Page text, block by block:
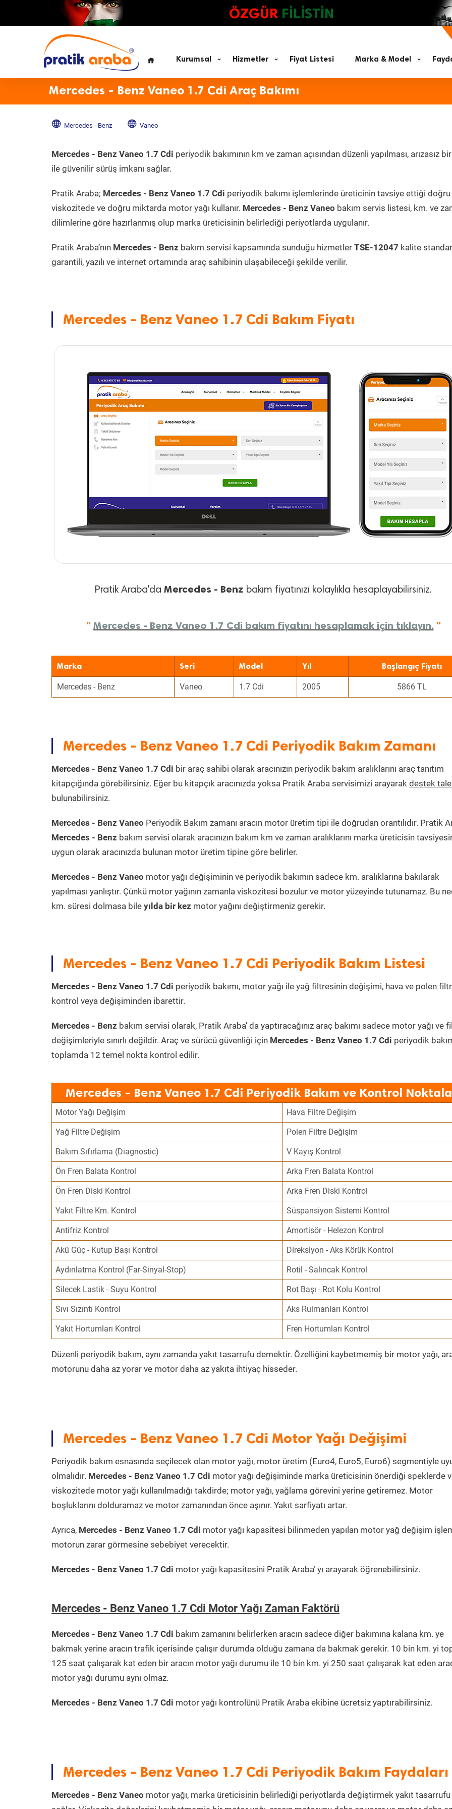
ÖZGÜR FİLİSTİN
Kurumsal Hizmetler Fiyat Listesi Marka & Model
Mercedes - Benz Vaneo 1.7 Cdi Araç Bakımı
Mercedes - Benz Vaneo
Mercedes - Benz Vaneo 1.7 Cdi periyodik bakımının km ve zaman açısından düzenli yapılması, arızasız
ile güvenilir sürüş imkanı sağlar.
Pratik Araba; Mercedes - Benz Vaneo 1.7 Cdi periyodik bakımı işlemlerinde üreticinin tavsiye ettiği doğru
viskozitede ve doğru miktarda motor yağı kullanır. Mercedes - Benz Vaneo bakım servis listesi, km. ve
dilimlerine göre hazırlanmış olup marka üreticisinin belirlediği periyotlarda uygulanır.
Pratik Araba’nın Mercedes - Benz bakım servisi kapsamında sunduğu hizmetler TSE-12047 kalite
garantili, yazılı ve internet ortamında araç sahibinin ulaşabileceği şekilde verilir.
Mercedes - Benz Vaneo 1.7 Cdi Bakım Fiyatı
Pratik Araba'da Mercedes - Benz bakım fiyatınızı kolaylıkla hesaplayabilirsiniz.
" Mercedes - Benz Vaneo 1.7 Cdi bakım fiyatını hesaplamak için tıklayın. "
Marka Seri Model Yıl Başlangıç Fiyatı
Mercedes - Benz Vaneo 1.7 Cdi 2005 5866 TL
Mercedes - Benz Vaneo 1.7 Cdi Periyodik Bakım Zamanı
Mercedes - Benz Vaneo 1.7 Cdi bir araç sahibi olarak aracınızın periyodik bakım aralıklarını araç tanıtım
kitapçığında görebilirsiniz. Eğer bu kitapçık aracınızda yoksa Pratik Araba servisimizi arayarak destek
bulunabilirsiniz.
Mercedes - Benz Vaneo Periyodik Bakım zamanı aracın motor üretim tipi ile doğrudan orantılıdır. Pratik
Mercedes - Benz bakım servisi olarak aracınızın bakım km ve zaman aralıklarını marka üreticisin
uygun olarak aracınızda bulunan motor üretim tipine göre belirler.
Mercedes - Benz Vaneo motor yağı değişiminin ve periyodik bakımın sadece km. aralıklarına bakılarak
yapılması yanlıştır. Çünkü motor yağının zamanla viskozitesi bozulur ve motor yüzeyinde tutunamaz. Bu
km. süresi dolmasa bile yılda bir kez motor yağını değiştirmeniz gerekir.
Mercedes - Benz Vaneo 1.7 Cdi Periyodik Bakım Listesi
Mercedes - Benz Vaneo 1.7 Cdi periyodik bakımı, motor yağı ile yağ filtresinin değişimi, hava ve polen
kontrol veya değişiminden ibarettir.
Mercedes - Benz bakım servisi olarak, Pratik Araba’ da yaptıracağınız araç bakımı sadece motor yağı ve
değişimleriyle sınırlı değildir. Araç ve sürücü güvenliği için Mercedes - Benz Vaneo 1.7 Cdi periyodik
toplamda 12 temel nokta kontrol edilir.
Mercedes - Benz Vaneo 1.7 Cdi Periyodik Bakım ve Kontrol
Motor Yağı Değişim Hava Filtre Değişim
Yağ Filtre Değişim Polen Filtre Değişim
Bakım Sıfırlama (Diagnostic) V Kayış Kontrol
Ön Fren Balata Kontrol Arka Fren Balata Kontrol
Ön Fren Diski Kontrol Arka Fren Diski Kontrol
Yakıt Filtre Km. Kontrol Süspansiyon Sistemi Kontrol
Antifriz Kontrol Amortisör - Helezon Kontrol
Akü Güç - Kutup Başı Kontrol Direksiyon - Aks Körük Kontrol
Aydınlatma Kontrol (Far-Sinyal-Stop) Rotil - Salıncak Kontrol
Silecek Lastik - Suyu Kontrol Rot Başı - Rot Kolu Kontrol
Sıvı Sızıntı Kontrol Aks Rulmanları Kontrol
Yakıt Hortumları Kontrol Fren Hortumları Kontrol
Düzenli periyodik bakım, aynı zamanda yakıt tasarrufu demektir. Özelliğini kaybetmemiş bir motor yağı,
motorunu daha az yorar ve motor daha az yakıta ihtiyaç hisseder.
Mercedes - Benz Vaneo 1.7 Cdi Motor Yağı Değişimi
Periyodik bakım esnasında seçilecek olan motor yağı, motor üretim (Euro4, Euro5, Euro6) segmentiyle
olmalıdır. Mercedes - Benz Vaneo 1.7 Cdi motor yağı değişiminde marka üreticisinin önerdiği speklerde
viskozitede motor yağı kullanılmadığı takdirde; motor yağı, yağlama görevini yerine getiremez. Motor
boşluklarını dolduramaz ve motor zamanından önce aşınır. Yakıt sarfiyatı artar.
Ayrıca, Mercedes - Benz Vaneo 1.7 Cdi motor yağı kapasitesi bilinmeden yapılan motor yağ değişim
motorun zarar görmesine sebebiyet verecektir.
Mercedes - Benz Vaneo 1.7 Cdi motor yağı kapasitesini Pratik Araba’ yı arayarak öğrenebilirsiniz.
Mercedes - Benz Vaneo 1.7 Cdi Motor Yağı Zaman Faktörü
Mercedes - Benz Vaneo 1.7 Cdi bakım zamanını belirlerken aracın sadece diğer bakımına kalana km. ye
bakmak yerine aracın trafik içerisinde çalışır durumda olduğu zamana da bakmak gerekir. 10 bin km. yi
125 saat çalışarak kat eden bir aracın motor yağı durumu ile 10 bin km. yi 250 saat çalışarak kat eden
motor yağı durumu aynı olmaz.
Mercedes - Benz Vaneo 1.7 Cdi motor yağı kontrolünü Pratik Araba ekibine ücretsiz yaptırabilirsiniz.
Mercedes - Benz Vaneo 1.7 Cdi Periyodik Bakım Faydaları
Mercedes - Benz Vaneo motor yağı, marka üreticisinin belirlediği periyotlarda değiştirmek yakıt tasarrufu